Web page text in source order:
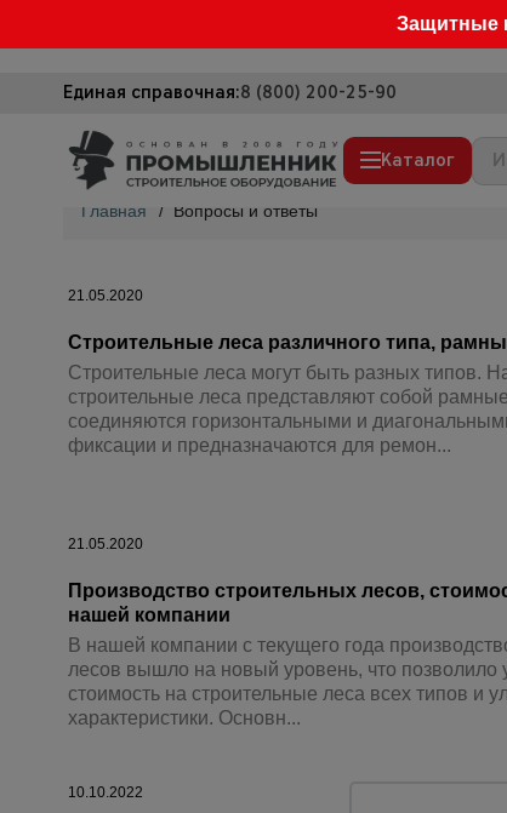
Защитные
Единая справочная:8 (800) 200-25-90
Каталог
Сетка, тенты, брезенты
Строительные подъемники
Грузоподъемное
Опалубка
Вибротехника для
Оборудование для работы с
Оборудование для бетонных
Главная / Вопросы и ответы
21.05.2020
Строительные леса различного типа,
Строительные леса могут быть разных типов.
строительные леса представляют собой
соединяются горизонтальными и
фиксации и предназначаются для ремон...
21.05.2020
Производство строительных лесов,
нашей компании
В нашей компании с текущего года
лесов вышло на новый уровень, что позволило
стоимость на строительные леса всех типов и
характеристики. Основн...
10.10.2022